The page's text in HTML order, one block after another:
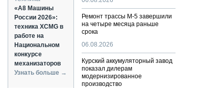
«А8 Машины
России 2026»:
техника XCMG в
работе на
Национальном
конкурсе
механизаторов
Узнать больше →
Ремонт трассы М-5 завершили
на четыре месяца раньше
срока
06.08.2026
Курский аккумуляторный завод
показал дилерам
модернизированное
производство